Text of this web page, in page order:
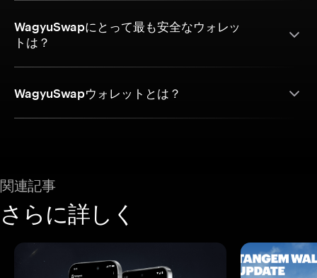
WagyuSwapにとって最も安全なウォレッ
トは？
WagyuSwapウォレットとは？
関連記事
さらに詳しく